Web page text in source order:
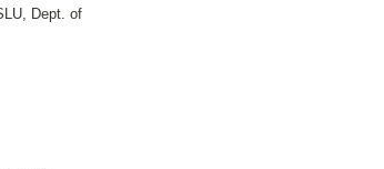
Dept. of